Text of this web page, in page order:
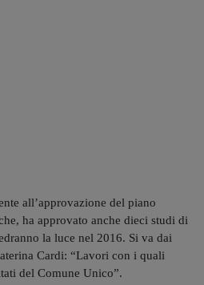
all’approvazione del piano
ha approvato anche dieci studi di
la luce nel 2016. Si va dai
Cardi: “Lavori con i quali
del Comune Unico”.